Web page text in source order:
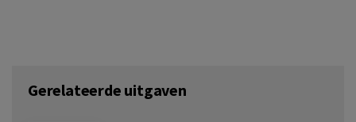
Gerelateerde uitgaven